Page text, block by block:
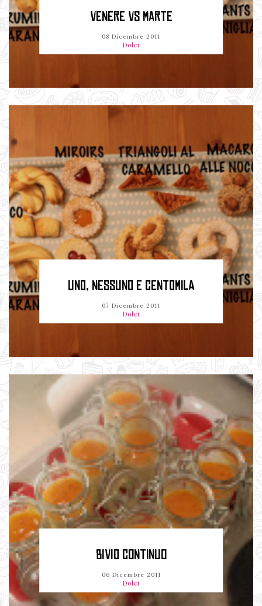
VENERE VS MARTE
08 Dicembre 2011
Dolci
UNO, NESSUNO E CENTOMILA
07 Dicembre 2011
Dolci
BIVIO CONTINUO
06 Dicembre 2011
Dolci